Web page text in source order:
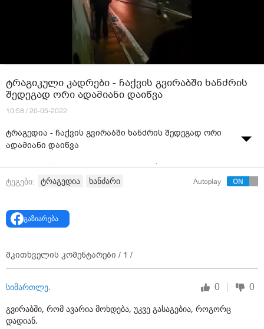
ტრაგიკული კადრები - ჩაქვის გვირაბში ხანძრის
შედეგად ორი ადამიანი დაიწვა
10:58 / 20-05-2022
ტრაგედია - ჩაქვის გვირაბში ხანძრის შედეგად ორი
ადამიანი დაიწვა
ერთმანეთს ორი ავტომობილი შეეჯახა. შედეგად,
სატვირთოს ცეცხლი გაუჩნდა. შემთხვევა გვიან ღამით,
ვიდეო:“აჭარა.News”
ტეგები: ტრაგედია ხანძარი Autoplay
გაზიარება
მკითხველის კომენტარები / 1 /
სიმართლე. 0 0
გვირაბში, რომ ავარია მოხდება, უკვე გასაგებია, როგორც
დადიან.